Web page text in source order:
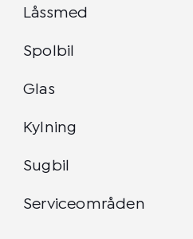
Låssmed
Spolbil
Glas
Kylning
Sugbil
Serviceområden